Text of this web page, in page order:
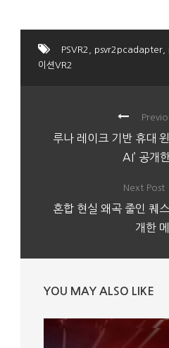
PSVR2 psvr2pcadapter
이션VR2
루나 레이크 기반 휴대
AI’ 공개
Next Post
혼합 현실 왜곡 줄인 퀘
개한
YOU MAY ALSO LIKE